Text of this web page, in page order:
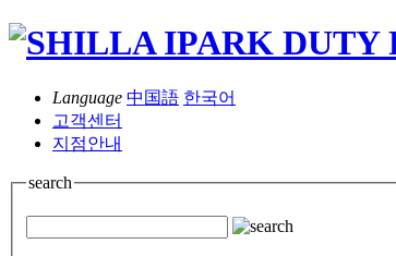
Language 中国語 한국어
고객센터
지점안내
search